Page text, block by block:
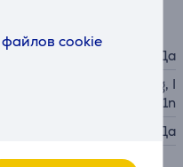
cookie
Да
IEEE 802.11b, IEEE 802.11g, I
EEE 802.11n
Да